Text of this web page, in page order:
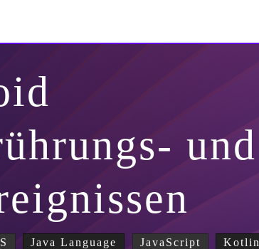
und
Java Language JavaScript
Kotlin